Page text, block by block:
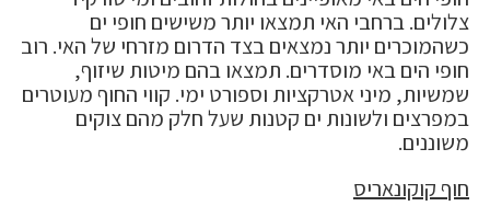
צלולים. ברחבי האי תמצאו יותר משישים חופי ים
כשהמוכרים יותר נמצאים בצד הדרום מזרחי של האי. רוב
חופי הים באי מוסדרים. תמצאו בהם מיטות שיזוף,
שמשיות, מיני אטרקציות וספורט ימי. קווי החוף מעוטרים
במפרצים ולשונות ים קטנות שעל חלק מהם צוקים
משוננים.
חוף קוקונאריס